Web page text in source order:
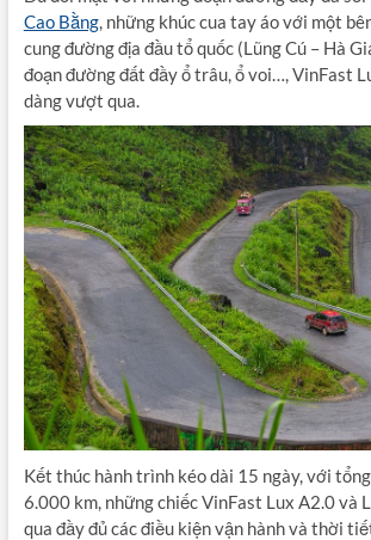
Cao Bằng, những khúc cua tay áo với một
cung đường địa đầu tổ quốc (Lũng Cú – Hà
đoạn đường đất đầy ổ trâu, ổ voi…, VinFast
dàng vượt qua.
Kết thúc hành trình kéo dài 15 ngày, với
6.000 km, những chiếc VinFast Lux A2.0 và
qua đầy đủ các điều kiện vận hành và thời